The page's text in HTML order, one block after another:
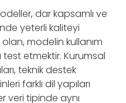
dar kapsamlı ve
yeterli kaliteyi
modelin kullanım
etmektir. Kurumsal
teknik destek
farklı dil yapıları
veri tipinde aynı